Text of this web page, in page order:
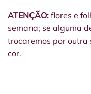
ATENÇÃO: flores e
semana; se alguma
trocaremos por outra
cor.